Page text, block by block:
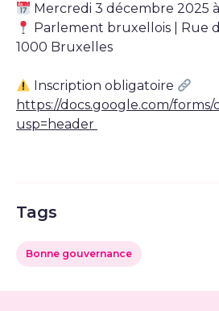
Mercredi 3 décembre 2025
Parlement bruxellois | Rue
1000 Bruxelles
Inscription obligatoire
https://docs.google.com/
usp=header
Tags
Bonne gouvernance